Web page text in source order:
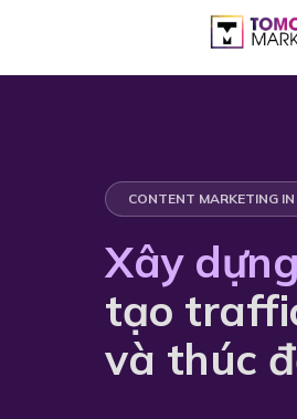
CONTENT MARKETING
Xây
tạo
và thúc